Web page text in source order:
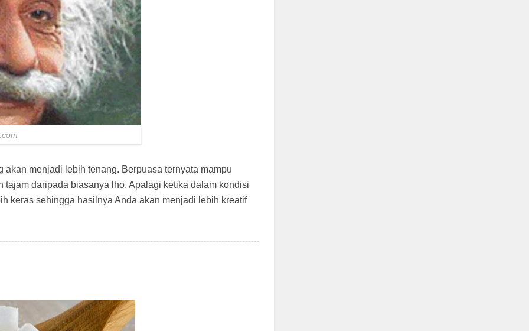
menjadi lebih tenang. Berpuasa ternyata mampu
tajam daripada biasanya lho. Apalagi ketika dalam kondisi
keras sehingga hasilnya Anda akan menjadi lebih kreatif